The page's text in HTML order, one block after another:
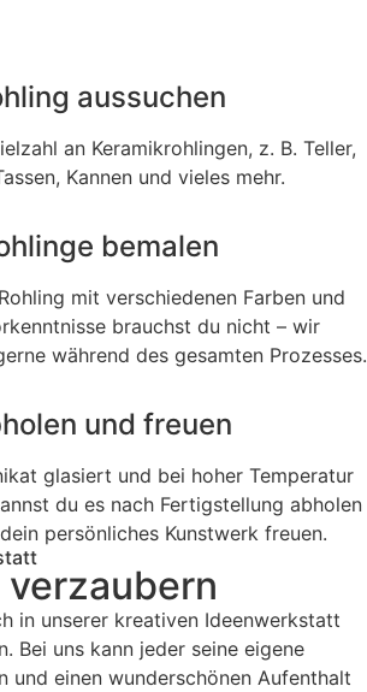
aussuchen
an Keramikrohlingen, z. B. Teller,
Kannen und vieles mehr.
bemalen
mit verschiedenen Farben und
brauchst du nicht – wir
während des gesamten Prozesses.
und freuen
glasiert und bei hoher Temperatur
du es nach Fertigstellung abholen
persönliches Kunstwerk freuen.
in unserer kreativen Ideenwerkstatt
Bei uns kann jeder seine eigene
und einen wunderschönen Aufenthalt